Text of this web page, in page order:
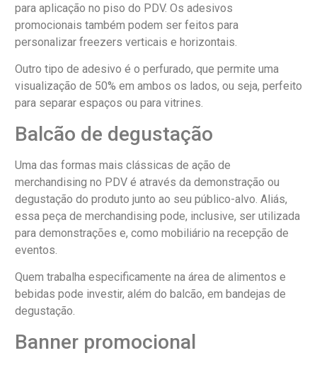
para aplicação no piso do PDV. Os adesivos
promocionais também podem ser feitos para
personalizar freezers verticais e horizontais.
Outro tipo de adesivo é o perfurado, que permite uma
visualização de 50% em ambos os lados, ou seja, perfeito
para separar espaços ou para vitrines.
Balcão de degustação
Uma das formas mais clássicas de ação de
merchandising no PDV é através da demonstração ou
degustação do produto junto ao seu público-alvo. Aliás,
essa peça de merchandising pode, inclusive, ser utilizada
para demonstrações e, como mobiliário na recepção de
eventos.
Quem trabalha especificamente na área de alimentos e
bebidas pode investir, além do balcão, em bandejas de
degustação.
Banner promocional